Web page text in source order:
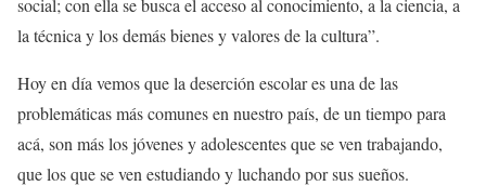
social; con ella se busca el acceso al conocimiento, a la ciencia, a
la técnica y los demás bienes y valores de la cultura”.
Hoy en día vemos que la deserción escolar es una de las
problemáticas más comunes en nuestro país, de un tiempo para
acá, son más los jóvenes y adolescentes que se ven trabajando,
que los que se ven estudiando y luchando por sus sueños.